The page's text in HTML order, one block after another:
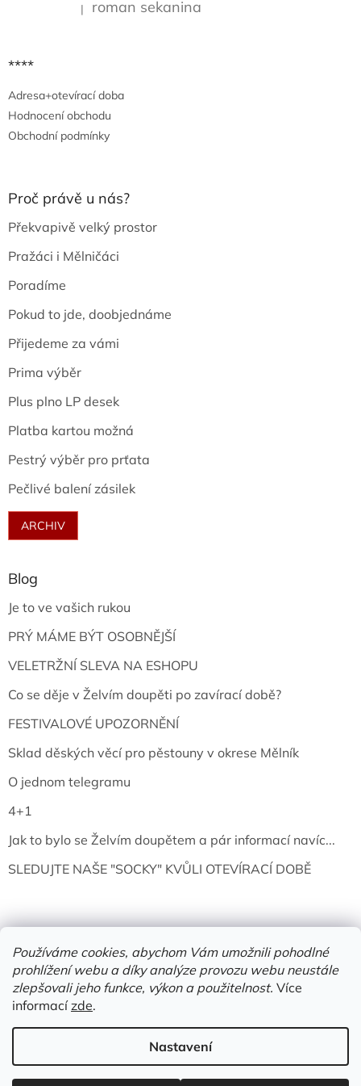
Používáme cookies, abychom Vám umožnili pohodlné
prohlížení webu a díky analýze provozu webu neustále
zlepšovali jeho funkce, výkon a použitelnost. Více
informacízde.
Nastavení
Hodnocení produktu je 5 z 5 hvězdiček.
| roman sekanina
****
Adresa+otevírací doba
Hodnocení obchodu
Obchodní podmínky
Proč právě u nás?
Překvapivě velký prostor
Pražáci i Mělničáci
Poradíme
Pokud to jde, doobjednáme
Přijedeme za vámi
Prima výběr
Plus plno LP desek
Platba kartou možná
Pestrý výběr pro prťata
Pečlivé balení zásilek
ARCHIV
Blog
Je to ve vašich rukou
PRÝ MÁME BÝT OSOBNĚJŠÍ
VELETRŽNÍ SLEVA NA ESHOPU
Co se děje v Želvím doupěti po zavírací době?
FESTIVALOVÉ UPOZORNĚNÍ
Sklad děských věcí pro pěstouny v okrese Mělník
O jednom telegramu
4+1
Jak to bylo se Želvím doupětem a pár informací navíc...
SLEDUJTE NAŠE "SOCKY" KVŮLI OTEVÍRACÍ DOBĚ
Vytvořil Shoptet
Copyright 2026Želví doupě | knihy & vinyly | Mělník. Všechna